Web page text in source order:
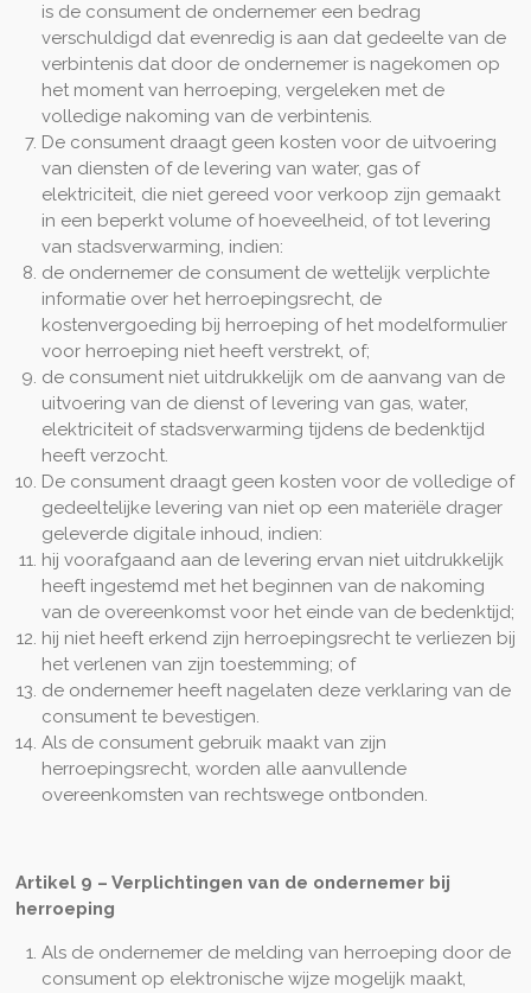
is de consument de ondernemer een bedrag
verschuldigd dat evenredig is aan dat gedeelte van de
verbintenis dat door de ondernemer is nagekomen op
het moment van herroeping, vergeleken met de
volledige nakoming van de verbintenis.
De consument draagt geen kosten voor de uitvoering
van diensten of de levering van water, gas of
elektriciteit, die niet gereed voor verkoop zijn gemaakt
in een beperkt volume of hoeveelheid, of tot levering
van stadsverwarming, indien:
de ondernemer de consument de wettelijk verplichte
informatie over het herroepingsrecht, de
kostenvergoeding bij herroeping of het modelformulier
voor herroeping niet heeft verstrekt, of;
de consument niet uitdrukkelijk om de aanvang van de
uitvoering van de dienst of levering van gas, water,
elektriciteit of stadsverwarming tijdens de bedenktijd
heeft verzocht.
De consument draagt geen kosten voor de volledige of
gedeeltelijke levering van niet op een materiële drager
geleverde digitale inhoud, indien:
hij voorafgaand aan de levering ervan niet uitdrukkelijk
heeft ingestemd met het beginnen van de nakoming
van de overeenkomst voor het einde van de bedenktijd;
hij niet heeft erkend zijn herroepingsrecht te verliezen bij
het verlenen van zijn toestemming; of
de ondernemer heeft nagelaten deze verklaring van de
consument te bevestigen.
Als de consument gebruik maakt van zijn
herroepingsrecht, worden alle aanvullende
overeenkomsten van rechtswege ontbonden.
Artikel 9 – Verplichtingen van de ondernemer bij
herroeping
Als de ondernemer de melding van herroeping door de
consument op elektronische wijze mogelijk maakt,